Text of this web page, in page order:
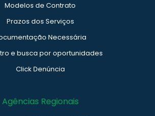
Modelos de Contrato
Prazos dos Serviços
Necessária
e busca por oportunidades
Click Denúncia
Agências Regionais